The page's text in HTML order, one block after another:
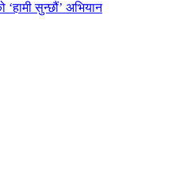
‘हामी सुन्छौं’ अभियान